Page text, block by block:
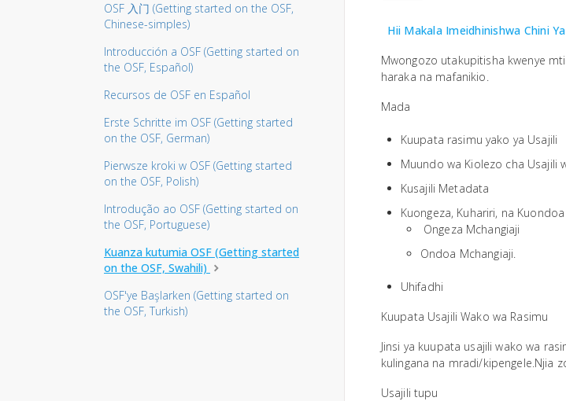
Hii Makala Imeidhinishwa Chini
Mwongozo utakupitisha kwenye
haraka na mafanikio.
Mada
Kuupata rasimu yako ya Usajili
Muundo wa Kiolezo cha Usajili
Kusajili Metadata
Kuongeza, Kuhariri, na
Ongeza Mchangiaji
Ondoa Mchangiaji.
Uhifadhi
Kuupata Usajili Wako wa Rasimu
Jinsi ya kuupata usajili wako wa
kulingana na mradi/kipengele.Njia
Usajili tupu
OSF 入门 (Getting started on the OSF,
Chinese-simples)
Introducción a OSF (Getting started on
the OSF, Español)
Recursos de OSF en Español
Erste Schritte im OSF (Getting started
on the OSF, German)
Pierwsze kroki w OSF (Getting started
on the OSF, Polish)
Introdução ao OSF (Getting started on
the OSF, Portuguese)
Kuanza kutumia OSF (Getting started
on the OSF, Swahili)
OSF'ye Başlarken (Getting started on
the OSF, Turkish)